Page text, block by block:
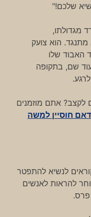
שלכם!"
מגדולתו,
מתנגד. הוא צועק
האבוד שלו
עוד שם, בתקופה
אתם מוזמנים
חוסיין למשה
לנשיא להתפטר
להראות לאנשים
פרס.